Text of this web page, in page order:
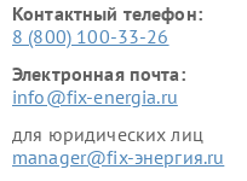
Контактный телефон:
8 (800) 100-33-26
Электронная почта:
info@fix-energia.ru
для юридических лиц
manager@fix-энергия.ru